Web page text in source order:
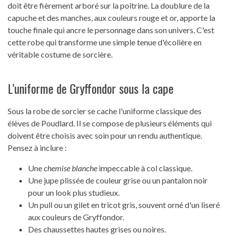
doit être fièrement arboré sur la poitrine. La doublure de la
capuche et des manches, aux couleurs rouge et or, apporte la
touche finale qui ancre le personnage dans son univers. C'est
cette robe qui transforme une simple tenue d'écolière en
véritable costume de sorcière.
L’uniforme de Gryffondor sous la cape
Sous la robe de sorcier se cache l'uniforme classique des
élèves de Poudlard. Il se compose de plusieurs éléments qui
doivent être choisis avec soin pour un rendu authentique.
Pensez à inclure :
Unechemise blanche impeccable à col classique.
Une jupe plissée de couleur grise ou un pantalon noir
pour un look plus studieux.
Un pull ou un gilet en tricot gris, souvent orné d'un liseré
aux couleurs de Gryffondor.
Des chaussettes hautes grises ou noires.